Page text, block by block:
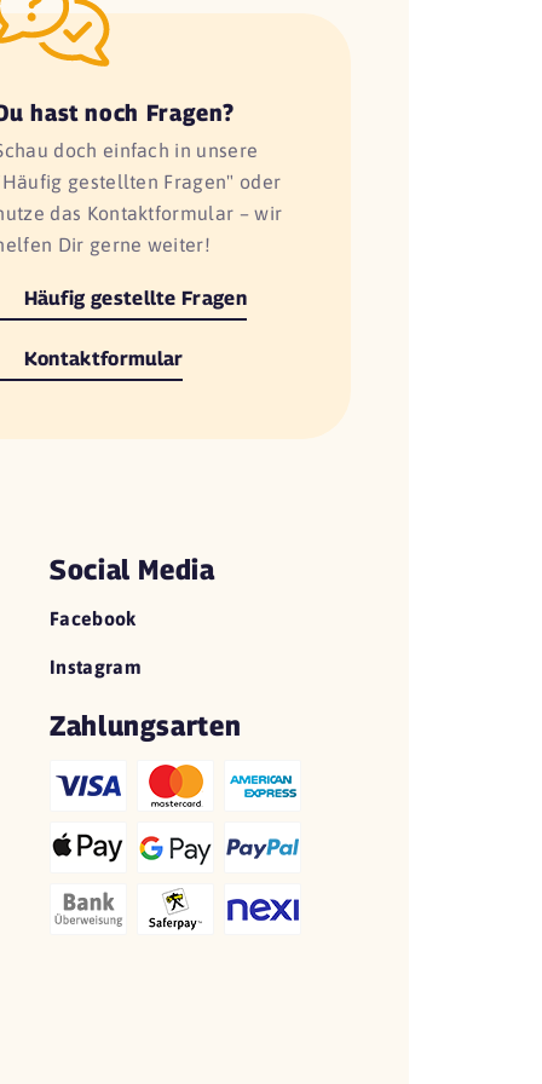
hast noch Fragen?
doch einfach in unsere
gestellten Fragen" oder
das Kontaktformular – wir
Dir gerne weiter!
Häufig gestellte Fragen
Kontaktformular
Social Media
Facebook
Instagram
Zahlungsarten